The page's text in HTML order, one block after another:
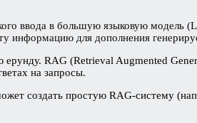
ввода в большую языковую модель
информацию для дополнения
RAG (Retrieval Augmented
на запросы.
создать простую RAG-систему